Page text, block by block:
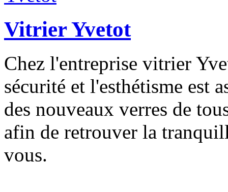
Vitrier Yvetot
Chez l'entreprise vitrier
sécurité et l'esthétisme est
des nouveaux verres de
afin de retrouver la
vous.